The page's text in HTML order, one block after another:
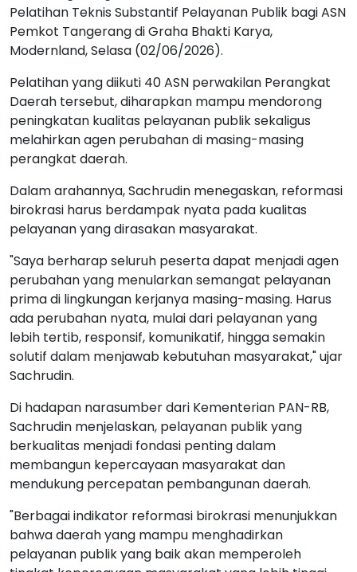
Pelatihan Teknis Substantif Pelayanan Publik bagi ASN
Pemkot Tangerang di Graha Bhakti Karya,
Modernland, Selasa (02/06/2026).
Pelatihan yang diikuti 40 ASN perwakilan Perangkat
Daerah tersebut, diharapkan mampu mendorong
peningkatan kualitas pelayanan publik sekaligus
melahirkan agen perubahan di masing-masing
perangkat daerah.
Dalam arahannya, Sachrudin menegaskan, reformasi
birokrasi harus berdampak nyata pada kualitas
pelayanan yang dirasakan masyarakat.
"Saya berharap seluruh peserta dapat menjadi agen
perubahan yang menularkan semangat pelayanan
prima di lingkungan kerjanya masing-masing. Harus
ada perubahan nyata, mulai dari pelayanan yang
lebih tertib, responsif, komunikatif, hingga semakin
solutif dalam menjawab kebutuhan masyarakat," ujar
Sachrudin.
Di hadapan narasumber dari Kementerian PAN-RB,
Sachrudin menjelaskan, pelayanan publik yang
berkualitas menjadi fondasi penting dalam
membangun kepercayaan masyarakat dan
mendukung percepatan pembangunan daerah.
"Berbagai indikator reformasi birokrasi menunjukkan
bahwa daerah yang mampu menghadirkan
pelayanan publik yang baik akan memperoleh